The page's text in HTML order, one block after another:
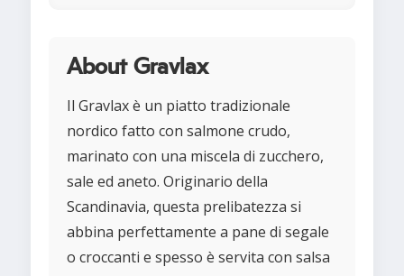
About Gravlax
Il Gravlax è un piatto tradizionale
nordico fatto con salmone crudo,
marinato con una miscela di zucchero,
sale ed aneto. Originario della
Scandinavia, questa prelibatezza si
abbina perfettamente a pane di segale
o croccanti e spesso è servita con salsa